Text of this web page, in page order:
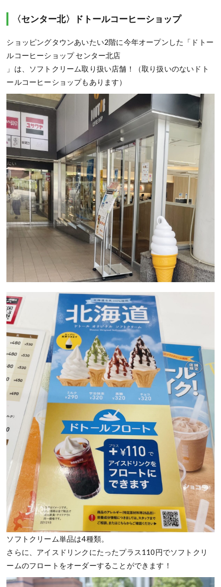
〈センター北〉ドトールコーヒーショップ
ショッピングタウンあいたい2階に今年オープンした「ドトー
ルコーヒーショップ センター北店
」は、ソフトクリーム取り扱い店舗！（取り扱いのないドト
ールコーヒーショップもあります）
ソフトクリーム単品は4種類。
さらに、アイスドリンクにたったプラス110円でソフトクリ
ームのフロートをオーダーすることができます！